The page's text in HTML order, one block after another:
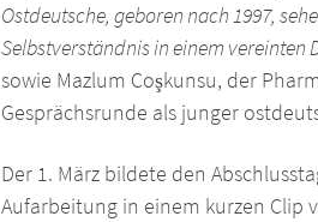
Ostdeutsche, geboren nach 1997,
Selbstverständnis in einem vereinten
sowie Mazlum Coşkunsu, der
Gesprächsrunde als junger
Der 1. März bildete den
Aufarbeitung in einem kurzen Clip